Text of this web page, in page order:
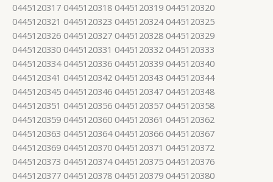
0445120317 0445120318 0445120319 0445120320
0445120321 0445120323 0445120324 0445120325
0445120326 0445120327 0445120328 0445120329
0445120330 0445120331 0445120332 0445120333
0445120334 0445120336 0445120339 0445120340
0445120341 0445120342 0445120343 0445120344
0445120345 0445120346 0445120347 0445120348
0445120351 0445120356 0445120357 0445120358
0445120359 0445120360 0445120361 0445120362
0445120363 0445120364 0445120366 0445120367
0445120369 0445120370 0445120371 0445120372
0445120373 0445120374 0445120375 0445120376
0445120377 0445120378 0445120379 0445120380